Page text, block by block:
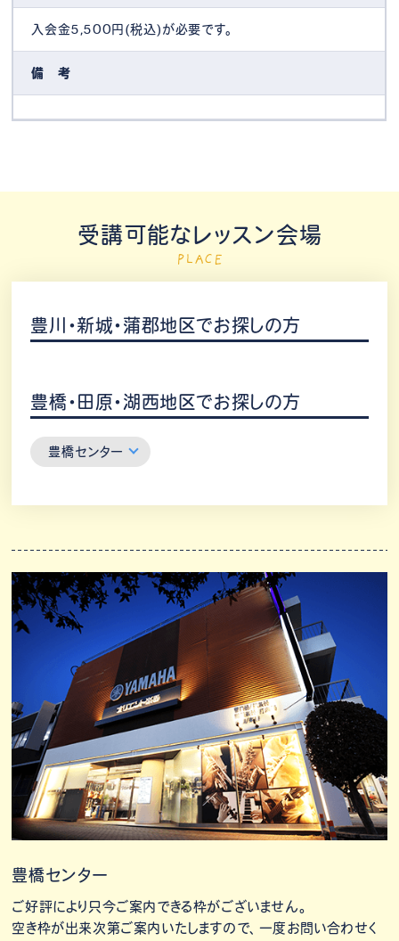
入会金5,500円(税込)が必要です。
備 考
受講可能なレッスン会場
PLACE
豊川・新城・蒲郡地区でお探しの方
豊橋・田原・湖西地区でお探しの方
豊橋センター
豊橋センター
ご好評により只今ご案内できる枠がございません。
空き枠が出来次第ご案内いたしますので、一度お問い合わせく